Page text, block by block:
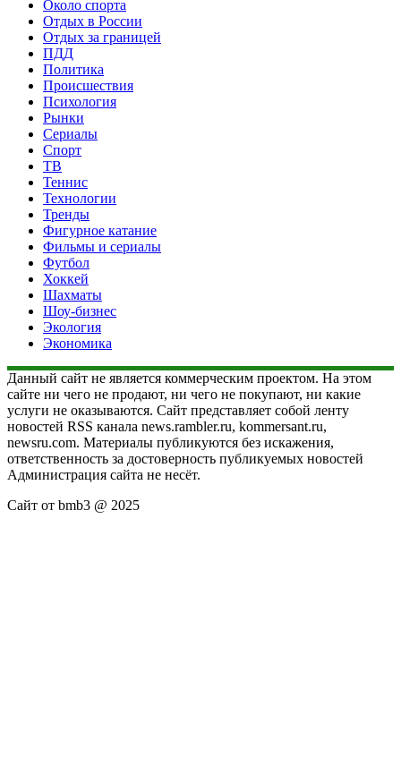
Около спорта
Отдых в России
Отдых за границей
ПДД
Политика
Происшествия
Психология
Рынки
Сериалы
Спорт
ТВ
Теннис
Технологии
Тренды
Фигурное катание
Фильмы и сериалы
Футбол
Хоккей
Шахматы
Шоу-бизнес
Экология
Экономика
Данный сайт не является коммерческим проектом. На этом
сайте ни чего не продают, ни чего не покупают, ни какие
услуги не оказываются. Сайт представляет собой ленту
новостей RSS канала news.rambler.ru, kommersant.ru,
newsru.com. Материалы публикуются без искажения,
ответственность за достоверность публикуемых новостей
Администрация сайта не несёт.
Сайт от bmb3 @ 2025